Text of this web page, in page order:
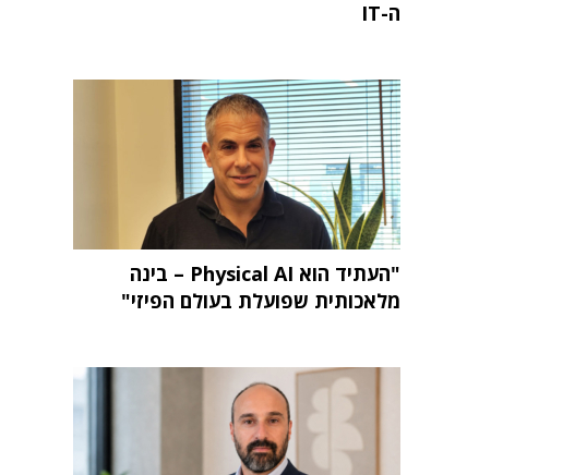
ה-IT
"העתיד הוא Physical AI – בינה
מלאכותית שפועלת בעולם הפיזי"